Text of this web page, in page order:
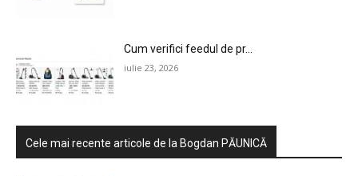
Cum verifici feedul de pr...
iulie 23, 2026
Cele mai recente articole de la Bogdan PĂUNICĂ